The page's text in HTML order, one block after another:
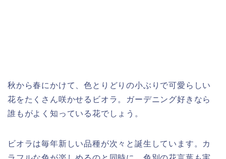
秋から春にかけて、色とりどりの小ぶりで可愛らしい
花をたくさん咲かせるビオラ。ガーデニング好きなら
誰もがよく知っている花でしょう。
ビオラは毎年新しい品種が次々と誕生しています。カ